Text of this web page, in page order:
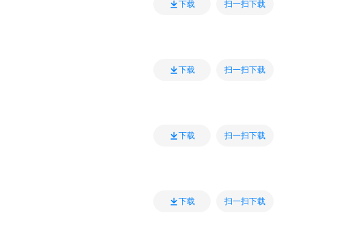
下载 扫一扫下载
下载 扫一扫下载
下载 扫一扫下载
下载 扫一扫下载